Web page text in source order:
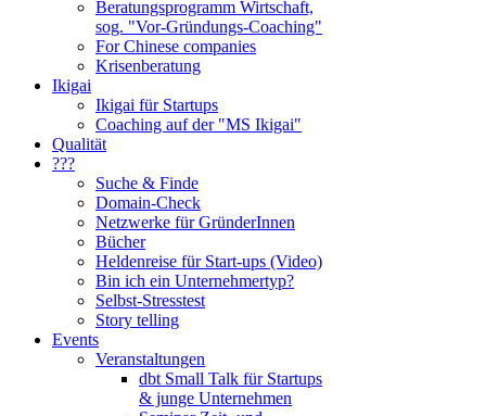
Beratungsprogramm Wirtschaft,
sog. "Vor-Gründungs-Coaching"
For Chinese companies
Krisenberatung
Ikigai
Ikigai für Startups
Coaching auf der "MS Ikigai"
Qualität
???
Suche & Finde
Domain-Check
Netzwerke für GründerInnen
Bücher
Heldenreise für Start-ups (Video)
Bin ich ein Unternehmertyp?
Selbst-Stresstest
Story telling
Events
Veranstaltungen
dbt Small Talk für Startups
& junge Unternehmen